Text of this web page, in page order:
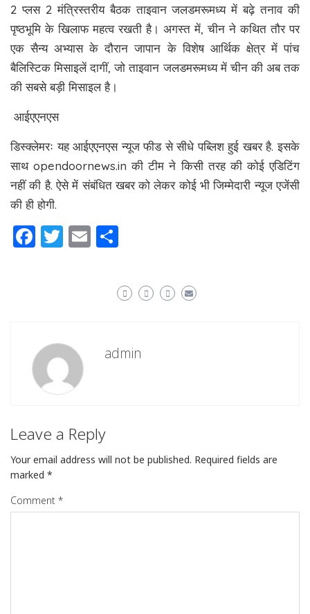
2 प्लस 2 मंत्रिस्तरीय बैठक ताइवान जलडमरूमध्य में बढ़े तनाव की
पृष्ठभूमि के खिलाफ महत्व रखती है। अगस्त में, चीन ने कथित तौर पर
एक सैन्य अभ्यास के दौरान जापान के विशेष आर्थिक क्षेत्र में पांच
बैलिस्टिक मिसाइलें दागीं, जो ताइवान जलडमरूमध्य में चीन की अब तक
की सबसे बड़ी मिसाइल है।
आईएएनएस
डिस्क्लेमरः यह आईएएनएस न्यूज फीड से सीधे पब्लिश हुई खबर है. इसके
साथ opendoornews.in की टीम ने किसी तरह की कोई एडिटिंग
नहीं की है. ऐसे में संबंधित खबर को लेकर कोई भी जिम्मेदारी न्यूज एजेंसी
की ही होगी.
Facebook
Twitter
Email
admin
Leave a Reply
Your email address will not be published. Required fields are
marked *
Comment *